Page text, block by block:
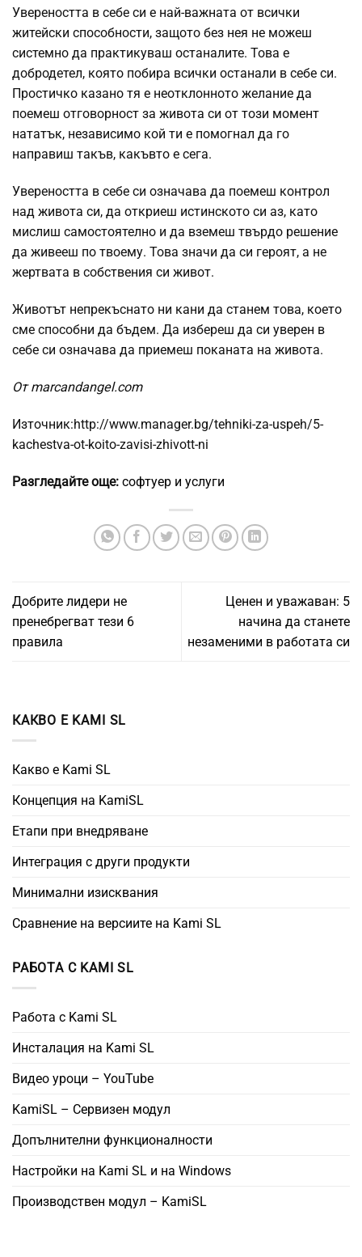
Увереността в себе си е най-важната от всички
житейски способности, защото без нея не можеш
системно да практикуваш останалите. Това е
добродетел, която побира всички останали в себе си.
Простичко казано тя е неотклонното желание да
поемеш отговорност за живота си от този момент
нататък, независимо кой ти е помогнал да го
направиш такъв, какъвто е сега.
Увереността в себе си означава да поемеш контрол
над живота си, да откриеш истинското си аз, като
мислиш самостоятелно и да вземеш твърдо решение
да живееш по твоему. Това значи да си героят, а не
жертвата в собствения си живот.
Животът непрекъснато ни кани да станем това, което
сме способни да бъдем. Да избереш да си уверен в
себе си означава да приемеш поканата на живота.
От marcandangel.com
Източник:http://www.manager.bg/tehniki-za-uspeh/5-
kachestva-ot-koito-zavisi-zhivott-ni
Разгледайте още: софтуер и услуги
Добрите лидери не
пренебрегват тези 6
правила
Ценен и уважаван: 5
начина да станете
незаменими в работата си
КАКВО Е KAMI SL
Какво е Kami SL
Концепция на KamiSL
Етапи при внедряване
Интеграция с други продукти
Минимални изисквания
Сравнение на версиите на Kami SL
РАБОТА С KAMI SL
Работа с Kami SL
Инсталация на Kami SL
Видео уроци – YouTube
KamiSL – Сервизен модул
Допълнителни функционалности
Настройки на Kami SL и на Windows
Производствен модул – KamiSL